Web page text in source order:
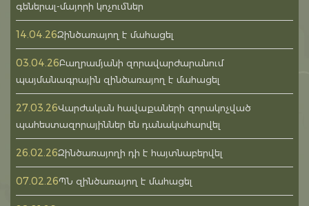
գեներալ-մայորի կոչումներ
14.04.26Զինծառայող է մահացել
03.04.26Բաղրամյանի զորավարժարանում
պայմանագրային զինծառայող է մահացել
27.03.26Վարժական հավաքաների զորակոչված
պահեստազորայիններ են դանակահարվել
26.02.26Զինծառայողի դի է հայտնաբերվել
07.02.26ՊՆ զինծառայող է մահացել